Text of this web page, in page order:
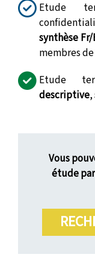
Etude
synthèse Fr/
membres
Etude
descriptive,
Vous
étude